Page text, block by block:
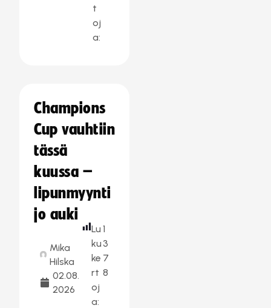
t
oj
a:
Champions
Cup vauhtiin
tässä
kuussa –
lipunmyynti
jo auki
Mika
Hilska
02.08.
2026
Lu
ku
ke
rt
oj
a:
1
3
7
8